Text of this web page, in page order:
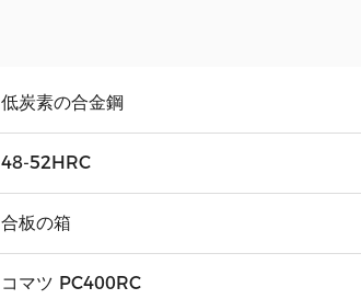
低炭素の合金鋼
48-52HRC
合板の箱
コマツ PC400RC